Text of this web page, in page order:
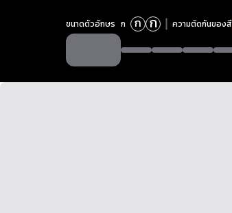
ขนาดตัวอักษร ก ก ก ความตัดกันของสี